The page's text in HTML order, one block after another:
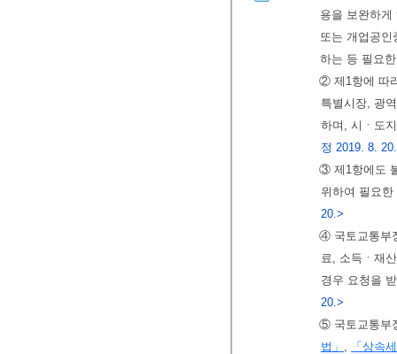
용을 보완하
또는 개업공
하는 등 필요
② 제1항에 따
특별시장, 광
하며, 시ㆍ도
정 2019. 8.
③ 제1항에도
위하여 필요
20.>
④ 국토교통부
료, 소득ㆍ재
경우 요청을
20.>
⑤ 국토교통부
법」
「상속